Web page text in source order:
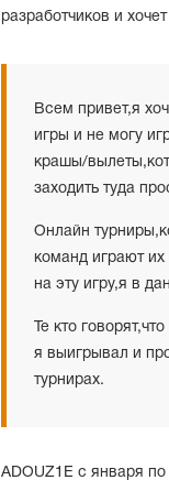
разработчиков и хочет
Всем привет,я
игры и не могу
крашы/
заходить туда
Онлайн
команд играют
на эту игру,я в
Те кто
я выигрывал и
турнирах.
ADOUZ1E с января